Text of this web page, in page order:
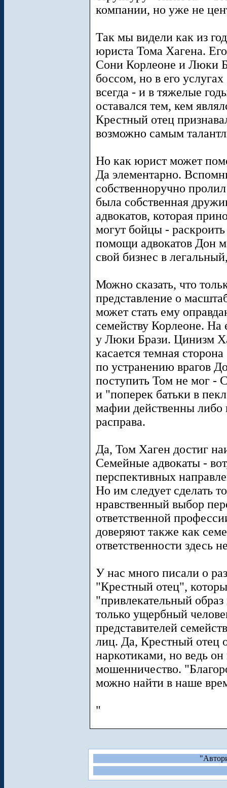
компании, но уже не
Так мы видели как из
юриста Тома Хагена.
Сони Корлеоне и Люки
боссом, но в его
всегда - и в тяжелые
оставался тем, кем
Крестный отец
возможно самым
Но как юрист может
Да элементарно.
собственноручно
была собственная
адвокатов, которая
могут бойцы -
помощи адвокатов Дон
свой бизнес в
Можно сказать, что
представление о
может стать ему
семейству Корлеоне.
у Люки Брази. Цинизм
касается темная
по устранению врагов
поступить Том не мог -
и "поперек батьки в
мафии действенны либо
расправа.
Да, Том Хаген достиг
Семейные адвокаты -
перспективных
Но им следует сделать
нравственный выбор
ответственной
доверяют также как
ответственности здесь
У нас много писали о
"Крестный отец",
"привлекательный
только ущербный
представителей
лиц. Да, Крестный отец
наркотиками, но ведь
мошенничество.
можно найти в наше
"